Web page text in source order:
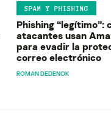
SPAM Y PHISHING
Phishing “legítimo”:
atacantes usan
para evadir la
correo electrónico
ROMAN DEDENOK